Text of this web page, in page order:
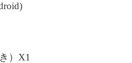
） X1